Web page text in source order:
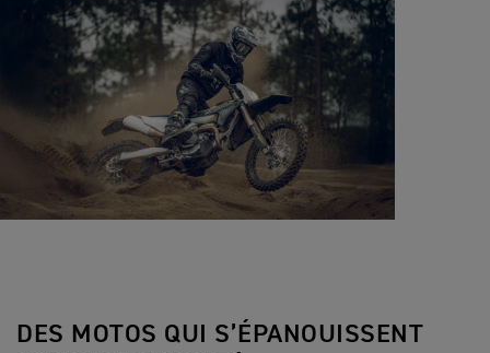
DES MOTOS QUI S’ÉPANOUISSENT